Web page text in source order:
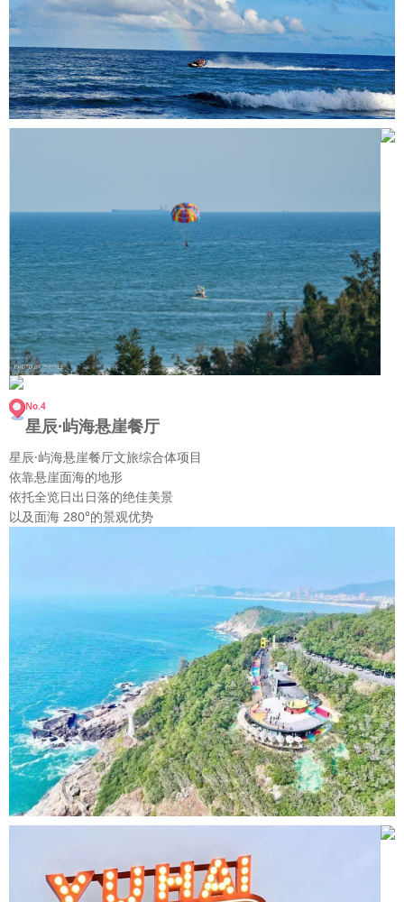
No.4
星辰·屿海悬崖餐厅
星辰·屿海悬崖餐厅文旅综合体项目
依靠悬崖面海的地形
依托全览日出日落的绝佳美景
以及面海 280°的景观优势